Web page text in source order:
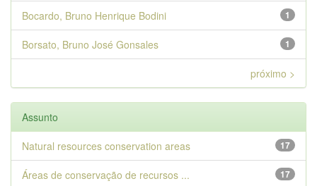
1
Bocardo, Bruno Henrique Bodini
1
Borsato, Bruno José Gonsales
próximo >
Assunto
17
Natural resources conservation areas
17
Áreas de conservação de recursos ...